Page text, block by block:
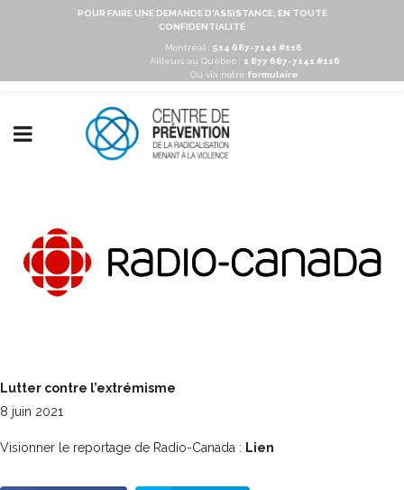
POUR FAIRE UNE DEMANDE D'ASSISTANCE, EN TOUTE
CONFIDENTIALITÉ
Montréal : 514 687-7141 #116
Ailleurs au Québec :
1 877 687-7141 #116
Ou via notre formulaire
Lutter contre l’extrémisme
8 juin 2021
Visionner le reportage de Radio-Canada : Lien